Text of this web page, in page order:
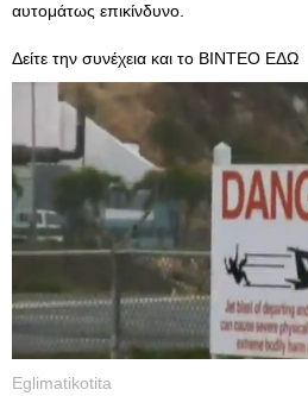
αυτομάτως επικίνδυνο.
Δείτε την συνέχεια και το ΒΙΝΤΕΟ ΕΔΩ
Eglimatikotita